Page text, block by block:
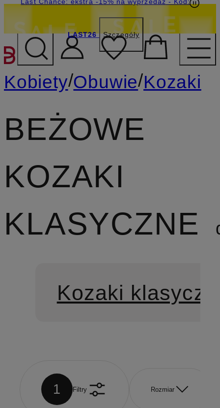
PRZEJDŹ DO GŁÓWNEJ
LAST26 Szczegóły
Kobiety/Obuwie/Kozaki
BEŻOWE
KOZAKI
KLASYCZNE
Kozaki
1 Filtry Rozmiar